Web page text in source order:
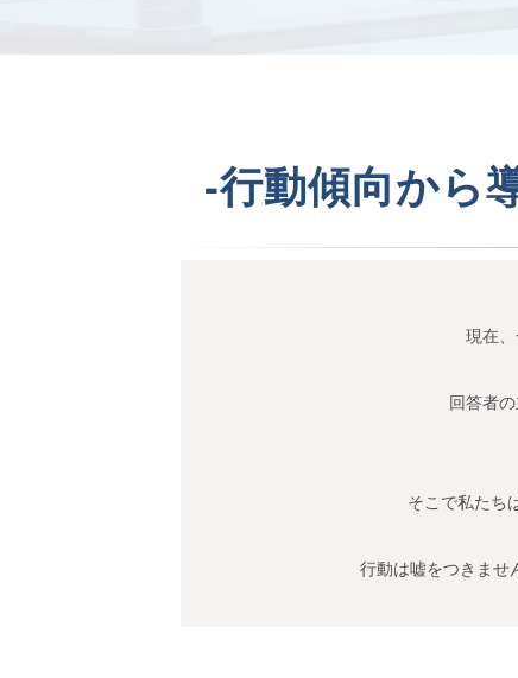
-行動傾向から
現在
回答者
そこで私たち
行動は嘘をつきませ